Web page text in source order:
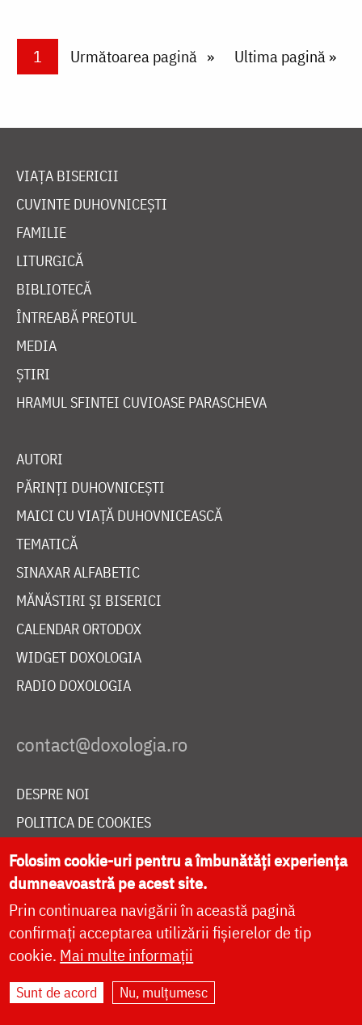
PaginareCurrent page
1 Next page
Următoarea pagină Last page
Ultima pagină »
VIAȚA BISERICII
CUVINTE DUHOVNICEȘTI
FAMILIE
LITURGICĂ
BIBLIOTECĂ
ÎNTREABĂ PREOTUL
MEDIA
ȘTIRI
HRAMUL SFINTEI CUVIOASE PARASCHEVA
AUTORI
PĂRINȚI DUHOVNICEȘTI
MAICI CU VIAȚĂ DUHOVNICEASCĂ
TEMATICĂ
SINAXAR ALFABETIC
MĂNĂSTIRI ȘI BISERICI
CALENDAR ORTODOX
WIDGET DOXOLOGIA
RADIO DOXOLOGIA
DESPRE NOI
POLITICA DE COOKIES
DONEAZĂ ONLINE PENTRU CATEDRALA NAȚIONALĂ
LIVE
Site dezvoltat deDOXOLOGIA MEDIA
Arhiepiscopia Iașilor | ©
Folosim cookie-uri pentru a îmbunătăți experiența
dumneavoastră pe acest site.
Prin continuarea navigării în această pagină
confirmați acceptarea utilizării fișierelor de tip
cookie. Mai multe informații
Sunt de acord Nu, mulțumesc